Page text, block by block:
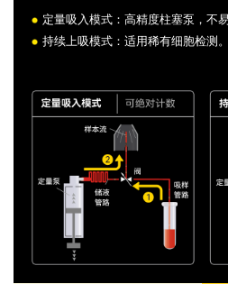
定量吸入模式：高精度柱塞泵，不
持续上吸模式：适用稀有细胞检测。